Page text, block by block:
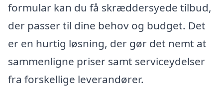
formular kan du få skræddersyede tilbud,
der passer til dine behov og budget. Det
er en hurtig løsning, der gør det nemt at
sammenligne priser samt serviceydelser
fra forskellige leverandører.